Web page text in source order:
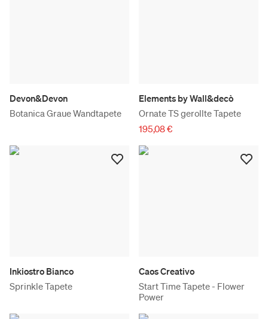
Devon&Devon
Botanica Graue Wandtapete
Elements by Wall&decò
Ornate TS gerollte Tapete
195,08 €
Inkiostro Bianco
Sprinkle Tapete
Caos Creativo
Start Time Tapete - Flower
Power